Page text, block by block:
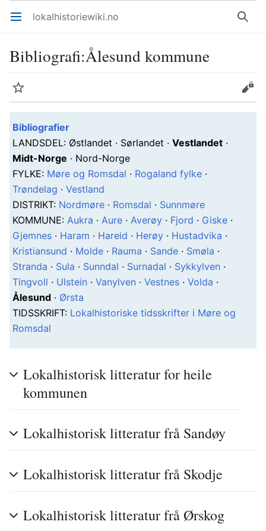
Åpne hovedmenyen lokalhistoriewiki.no Søk
Bibliografi:Ålesund kommune
Overvåk Rediger
Bibliografier
LANDSDEL: Østlandet · Sørlandet · Vestlandet ·
Midt-Norge · Nord-Norge
FYLKE: Møre og Romsdal · Rogaland fylke ·
Trøndelag · Vestland
DISTRIKT: Nordmøre · Romsdal · Sunnmøre
KOMMUNE: Aukra · Aure · Averøy · Fjord · Giske ·
Gjemnes · Haram · Hareid · Herøy · Hustadvika ·
Kristiansund · Molde · Rauma · Sande · Smøla ·
Stranda · Sula · Sunndal · Surnadal · Sykkylven ·
Tingvoll · Ulstein · Vanylven · Vestnes · Volda ·
Ålesund · Ørsta
TIDSSKRIFT: Lokalhistoriske tidsskrifter i Møre og
Romsdal
Lokalhistorisk litteratur for heile
kommunen
Lokalhistorisk litteratur frå Sandøy
Lokalhistorisk litteratur frå Skodje
Lokalhistorisk litteratur frå Ørskog